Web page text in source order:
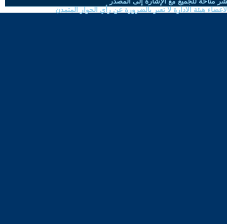
هيئة الادارة لا تعبر بالضرورة عن رأي الحوار المتمدن